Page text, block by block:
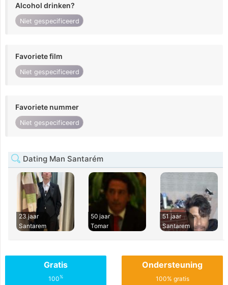
Alcohol drinken?
Niet gespecificeerd
Favoriete film
Niet gespecificeerd
Favoriete nummer
Niet gespecificeerd
Dating Man Santarém
23 jaar
Santarem
50 jaar
Tomar
51 jaar
Santarem
Gratis
100%
Ondersteuning
100% gratis